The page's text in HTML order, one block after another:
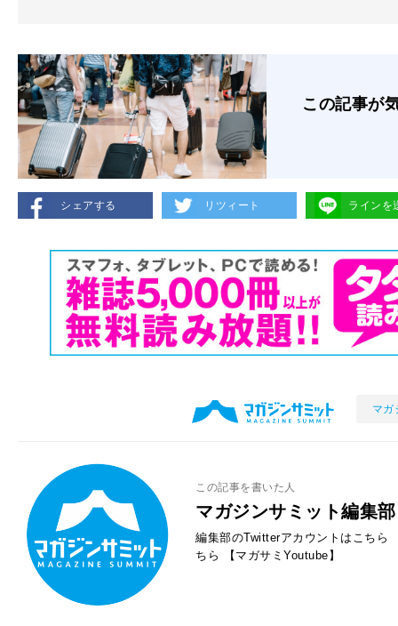
この記事が
シェアする リツィート ラインを
マガ
この記事を書いた人
マガジンサミット編集部
編集部のTwitterアカウントはこちら
ちら
【マガサミYoutube】